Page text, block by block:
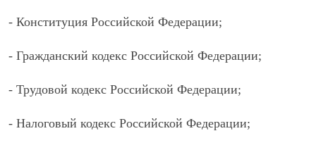
- Конституция Российской Федерации;
- Гражданский кодекс Российской Федерации;
- Трудовой кодекс Российской Федерации;
- Налоговый кодекс Российской Федерации;